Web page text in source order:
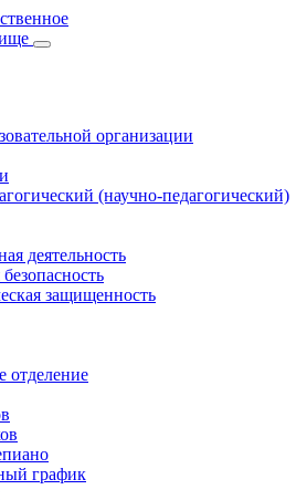
организации
(научно-педагогический)
деятельность
защищенность
отделение
график